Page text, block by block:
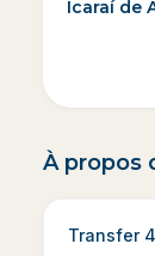
Icaraí de
À propos
Transfer